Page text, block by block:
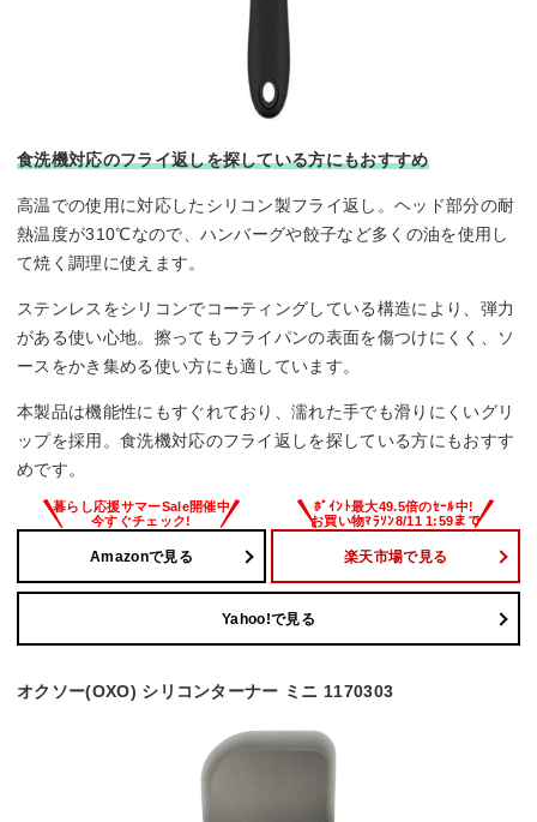
食洗機対応のフライ返しを探している方にもおすすめ
高温での使用に対応したシリコン製フライ返し。ヘッド部分の耐
熱温度が310℃なので、ハンバーグや餃子など多くの油を使用し
て焼く調理に使えます。
ステンレスをシリコンでコーティングしている構造により、弾力
がある使い心地。擦ってもフライパンの表面を傷つけにくく、ソ
ースをかき集める使い方にも適しています。
本製品は機能性にもすぐれており、濡れた手でも滑りにくいグリ
ップを採用。食洗機対応のフライ返しを探している方にもおすす
めです。
Amazonで見る 楽天市場で見る
Yahoo!で見る
オクソー(OXO) シリコンターナー ミニ 1170303